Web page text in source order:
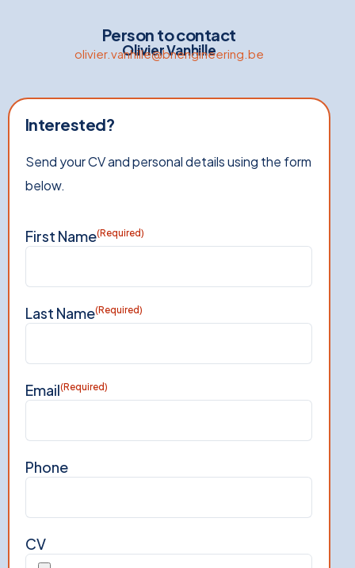
Person to contact
Olivier Vanhille
olivier.vanhille@bnengineering.be
Interested?
Send your CV and personal details using the form
below.
First Name(Required)
Last Name(Required)
Email(Required)
Phone
CV